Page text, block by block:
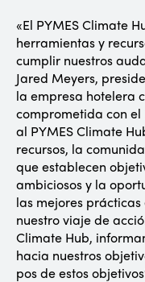
«El PYMES Climate
herramientas y
cumplir nuestros
Jared Meyers,
la empresa hotelera
comprometida con el
al PYMES Climate
recursos, la
que establecen
ambiciosos y la
las mejores
nuestro viaje de
Climate Hub,
hacia nuestros
pos de estos